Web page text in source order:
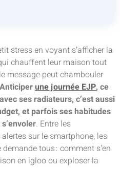
stress en voyant s’afficher la
chauffent leur maison tout
message peut chambouler
Anticiperune journée EJP, ce
ses radiateurs, c’est aussi
et parfois ses habitudes
. Entre les
sur le smartphone, les
tous : comment s’en
en igloo ou exploser la